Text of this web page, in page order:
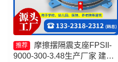
推荐
摩擦摆隔震支座FPSII-
9000-300-3.48生产厂家 建筑